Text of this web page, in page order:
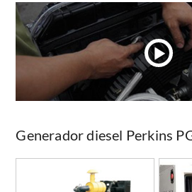
Generador diesel Perkins